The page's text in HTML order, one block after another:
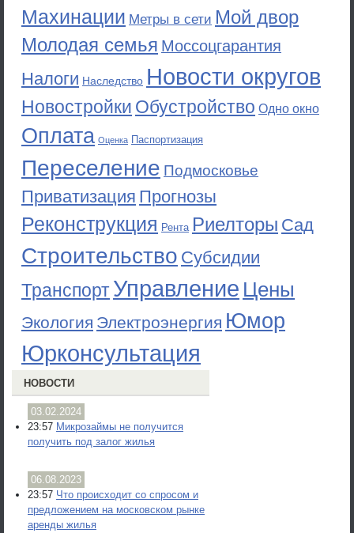
Махинации Метры в сети Мой двор
Молодая семья Моссоцгарантия
Налоги Наследство Новости округов
Новостройки Обустройство Одно окно
Оплата Оценка Паспортизация
Переселение Подмосковье
Приватизация Прогнозы
Реконструкция Рента Риелторы Сад
Строительство Субсидии
ТранспортУправление Цены
Экология Электроэнергия Юмор
Юрконсультация
НОВОСТИ
03.02.2024
23:57 Микрозаймы не получится
получить под залог жилья
06.08.2023
23:57 Что происходит со спросом и
предложением на московском рынке
аренды жилья